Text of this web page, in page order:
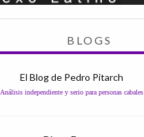
BLOGS
El Blog de Pedro Pitarch
Análisis independiente y serio para personas cabales